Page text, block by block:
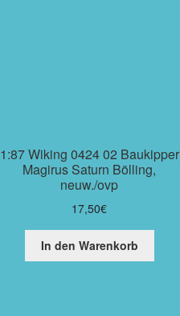
1:87 Wiking 0424 02 Baukipper
Magirus Saturn Bölling,
neuw./ovp
17,50€
In den Warenkorb